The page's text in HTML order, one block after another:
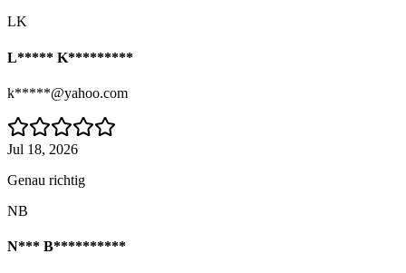
LK
L***** K*********
k*****@yahoo.com
Jul 18, 2026
Genau richtig
NB
N*** B**********